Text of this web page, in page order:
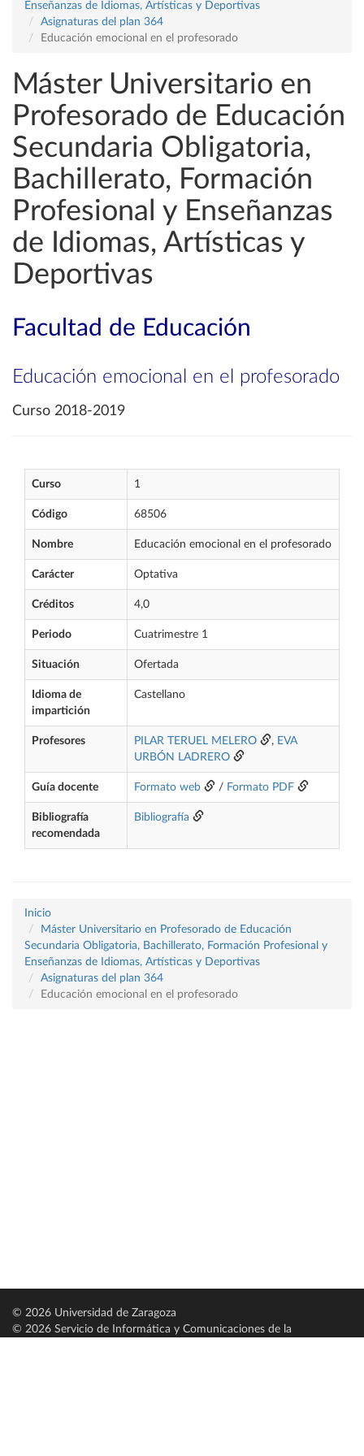
Enseñanzas de Idiomas, Artísticas y Deportivas
Asignaturas del plan 364
Educación emocional en el profesorado
Máster Universitario en
Profesorado de Educación
Secundaria Obligatoria,
Bachillerato, Formación
Profesional y Enseñanzas
de Idiomas, Artísticas y
Deportivas
Facultad de Educación
Educación emocional en el profesorado
Curso 2018-2019
Curso 1
Código 68506
Nombre Educación emocional en el profesorado
Carácter Optativa
Créditos 4,0
Periodo Cuatrimestre 1
Situación Ofertada
Idioma de
impartición
Castellano
Profesores PILAR TERUEL MELERO , EVA
URBÓN LADRERO
Guía docente Formato web / Formato PDF
Bibliografía
recomendada
Bibliografía
Inicio
Máster Universitario en Profesorado de Educación
Secundaria Obligatoria, Bachillerato, Formación Profesional y
Enseñanzas de Idiomas, Artísticas y Deportivas
Asignaturas del plan 364
Educación emocional en el profesorado
© 2026 Universidad de Zaragoza
© 2026 Servicio de Informática y Comunicaciones de la